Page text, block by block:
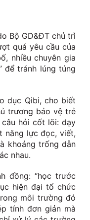
Bộ GD&ĐT chủ trì
quá yêu cầu của
nhiều chuyên gia
để tránh lúng túng
dục Qibi, cho biết
trương bảo vệ trẻ
hỏi cốt lõi: dạy
năng lực đọc, viết,
khoảng trống dẫn
nhau.
đồng: “học trước
hiện đại tổ chức
môi trường đó
tính đơn giản mà